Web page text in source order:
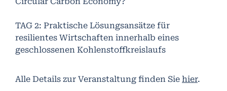
TAG 2: Praktische Lösungsansätze für
resilientes Wirtschaften innerhalb eines
geschlossenen Kohlenstoffkreislaufs
Alle Details zur Veranstaltung finden Sie hier.